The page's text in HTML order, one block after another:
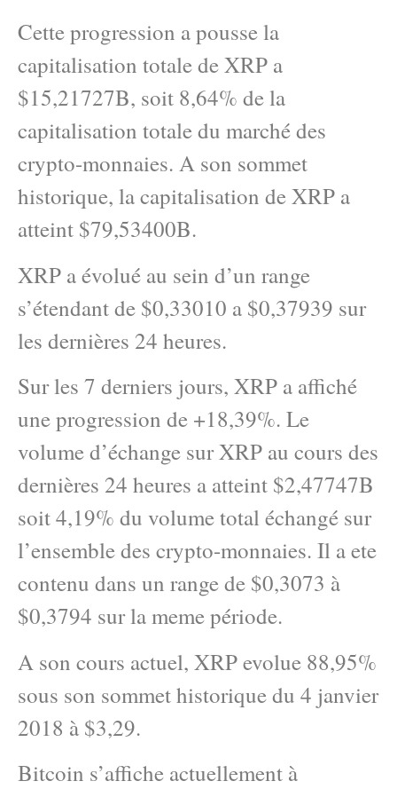
Cette progression a pousse la
capitalisation totale de XRP a
$15,21727B, soit 8,64% de la
capitalisation totale du marché des
crypto-monnaies. A son sommet
historique, la capitalisation de XRP a
atteint $79,53400B.
XRP a évolué au sein d’un range
s’étendant de $0,33010 a $0,37939 sur
les dernières 24 heures.
Sur les 7 derniers jours, XRP a affiché
une progression de +18,39%. Le
volume d’échange sur XRP au cours des
dernières 24 heures a atteint $2,47747B
soit 4,19% du volume total échangé sur
l’ensemble des crypto-monnaies. Il a ete
contenu dans un range de $0,3073 à
$0,3794 sur la meme période.
A son cours actuel, XRP evolue 88,95%
sous son sommet historique du 4 janvier
2018 à $3,29.
Bitcoin s’affiche actuellement à